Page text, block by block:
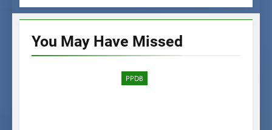
You May Have Missed
PPDB